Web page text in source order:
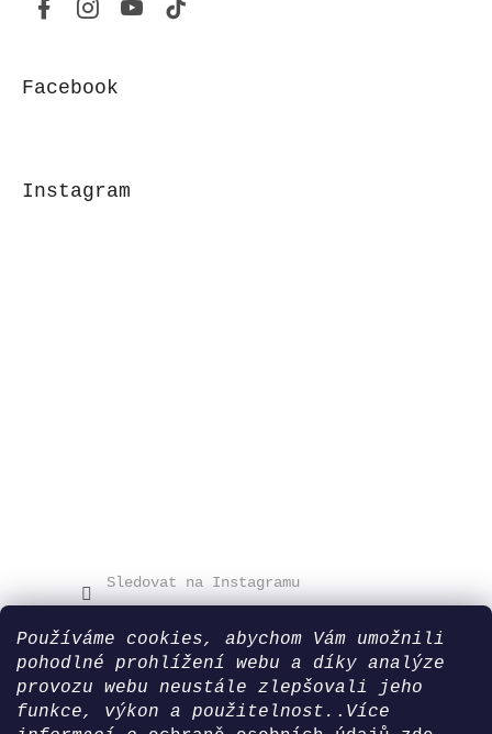
Používáme cookies, abychom Vám umožnili
pohodlné prohlížení webu a díky analýze
provozu webu neustále zlepšovali jeho
funkce, výkon a použitelnost. . Více
Facebook
Instagram
Sledovat na Instagramu
Blog